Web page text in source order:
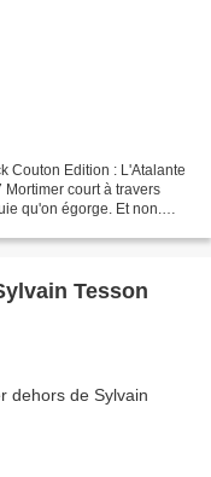
Couton Edition : L'Atalante
court à travers
qu'on égorge. Et non.
Tesson